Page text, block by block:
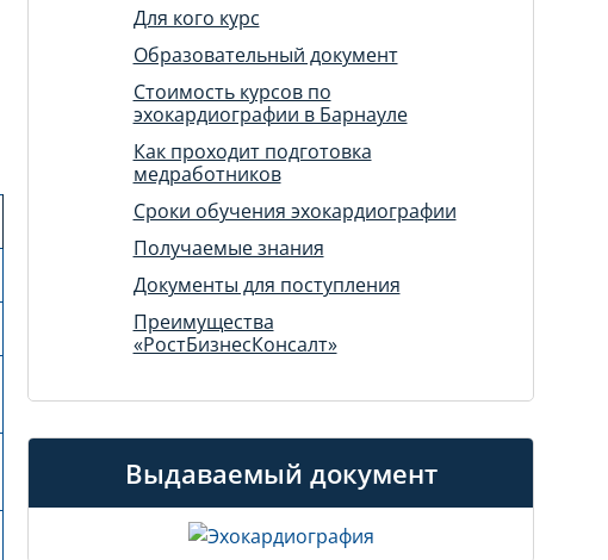
Для кого курс
Образовательный документ
Стоимость курсов по
эхокардиографии в Барнауле
Как проходит подготовка
медработников
Сроки обучения эхокардиографии
Получаемые знания
Документы для поступления
Преимущества
«РостБизнесКонсалт»
Выдаваемый документ